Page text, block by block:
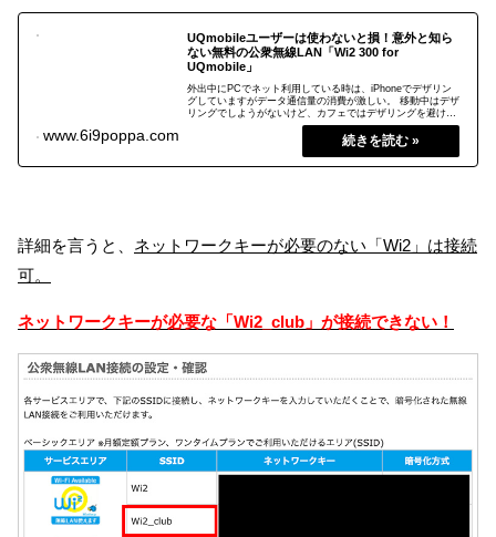
UQmobileユーザーは使わないと損！意外と知ら
ない無料の公衆無線LAN「Wi2 300 for
UQmobile」
外出中にPCでネット利用している時は、iPhoneでデザリン
グしていますがデータ通信量の消費が激しい。 移動中はデザ
リングでしようがないけど、カフェではデザリングを避けて
データ通信の消費はしたくないですよね。 公衆無線LANは利
用者が多いので、通信速度は遅いしセキュリティーも怖い。
そんな時、UQモバイルユーザーなら無料の公衆無線
www.6i9poppa.com 2019.08.27
詳細を言うと、 ネットワークキーが必要のない「Wi2」は接続
可。
ネットワークキーが必要な「Wi2_club」が接続できない！